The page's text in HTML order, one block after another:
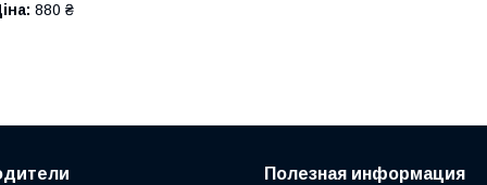
880 ₴
Полезная информация